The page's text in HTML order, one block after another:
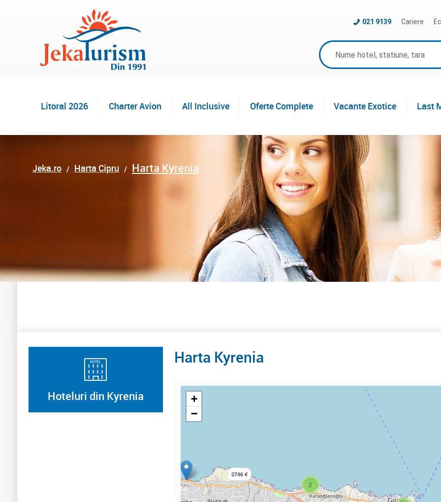
Cariere
021 9139
Litoral 2026 Charter Avion All Inclusive Oferte Complete Vacante Exotice Last
Jeka.ro Harta Cipru Harta Kyrenia
Harta Kyrenia
2746 €
2
+
−
Hoteluri din Kyrenia